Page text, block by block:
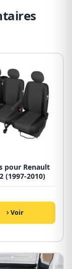
pour Renault
(1997-2010)
Voir